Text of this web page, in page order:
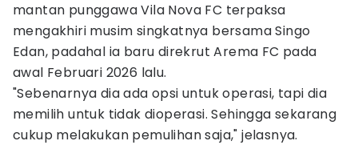
mantan punggawa Vila Nova FC terpaksa
mengakhiri musim singkatnya bersama Singo
Edan, padahal ia baru direkrut Arema FC pada
awal Februari 2026 lalu.
"Sebenarnya dia ada opsi untuk operasi, tapi dia
memilih untuk tidak dioperasi. Sehingga sekarang
cukup melakukan pemulihan saja," jelasnya.